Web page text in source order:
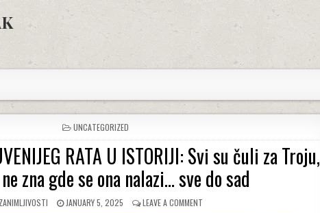
POSTED
IN
UNCATEGORIZED
RATA U ISTORIJI: Svi su čuli za Troju,
zna gde se ona nalazi… sve do sad
AUTHOR:
ZANIMLJIVOSTI
PUBLISHED
JANUARY 5, 2025 LEAVE A COMMENT